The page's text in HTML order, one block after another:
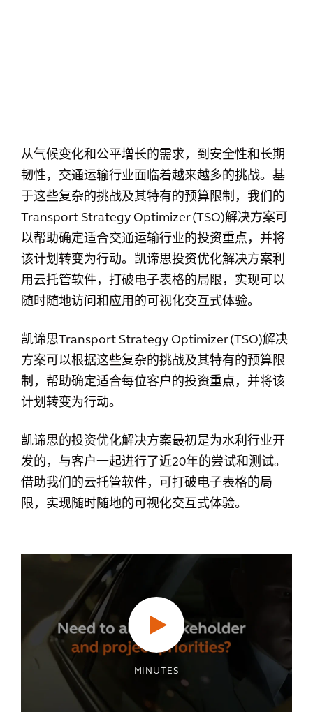
从气候变化和公平增长的需求，到安全性和长期
韧性，交通运输行业面临着越来越多的挑战。基
于这些复杂的挑战及其特有的预算限制，我们的
Transport Strategy Optimizer (TSO)解决方案可
以帮助确定适合交通运输行业的投资重点，并将
该计划转变为行动。凯谛思投资优化解决方案利
用云托管软件，打破电子表格的局限，实现可以
随时随地访问和应用的可视化交互式体验。
凯谛思Transport Strategy Optimizer (TSO)解决
方案可以根据这些复杂的挑战及其特有的预算限
制，帮助确定适合每位客户的投资重点，并将该
计划转变为行动。
凯谛思的投资优化解决方案最初是为水利行业开
发的，与客户一起进行了近20年的尝试和测试。
借助我们的云托管软件，可打破电子表格的局
限，实现随时随地的可视化交互式体验。
MINUTES